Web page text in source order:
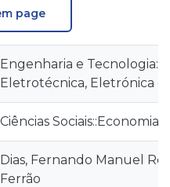
page
Engenharia e
Eletrotécnica, Eletrónica
Ciências Sociais::Economia
Dias, Fernando Manuel
Ferrão